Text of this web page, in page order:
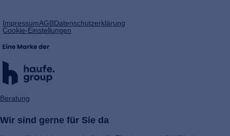
ImpressumAGB(öffnet
in
einem
Datenschutzerklärung
Cookie-Einstellungen
Beratung
Wir sind gerne für Sie da